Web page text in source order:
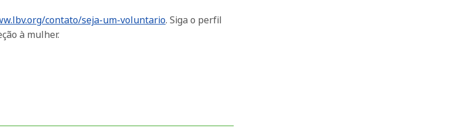
contato/seja-um-voluntario. Siga o perfil
à mulher.